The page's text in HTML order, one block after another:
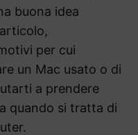
buona idea
per cui
un Mac usato o di
a prendere
quando si tratta di